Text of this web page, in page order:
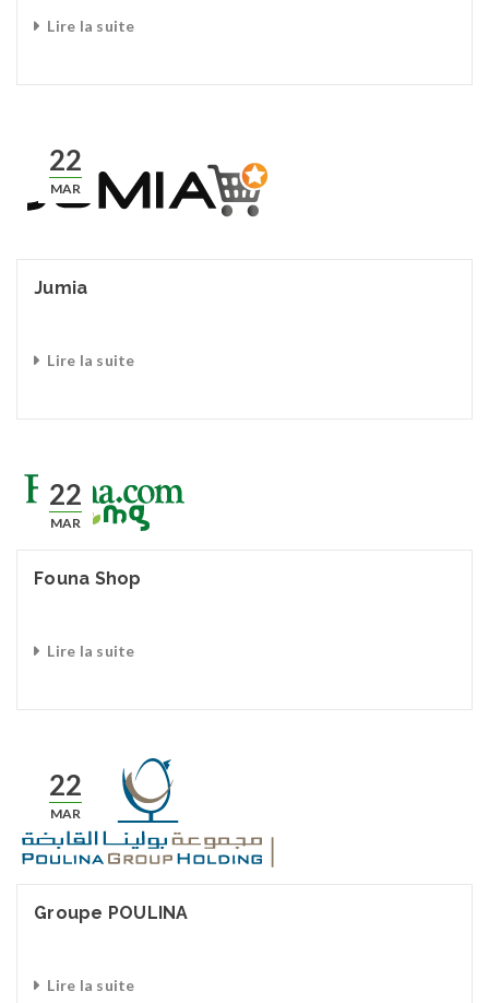
Lire la suite
22
MAR
Jumia
Lire la suite
22
MAR
Founa Shop
Lire la suite
22
MAR
Groupe POULINA
Lire la suite